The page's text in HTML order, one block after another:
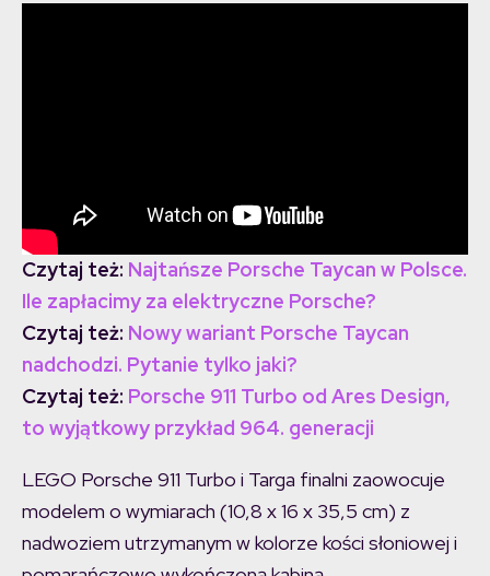
Czytaj też: Najtańsze Porsche Taycan w Polsce.
Ile zapłacimy za elektryczne Porsche?
Czytaj też: Nowy wariant Porsche Taycan
nadchodzi. Pytanie tylko jaki?
Czytaj też: Porsche 911 Turbo od Ares Design,
to wyjątkowy przykład 964. generacji
LEGO Porsche 911 Turbo i Targa finalni zaowocuje
modelem o wymiarach (10,8 x 16 x 35,5 cm) z
nadwoziem utrzymanym w kolorze kości słoniowej i